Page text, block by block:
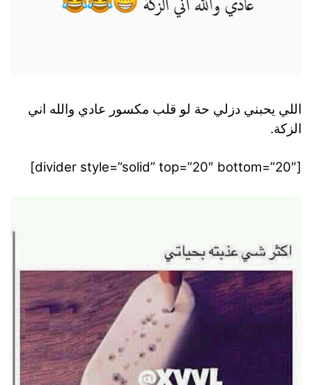
اللي يحبني دزلي حة لو قلب مكسور عادي والله اني
الزكة.
[divider style=”solid” top=”20″ bottom=”20″]